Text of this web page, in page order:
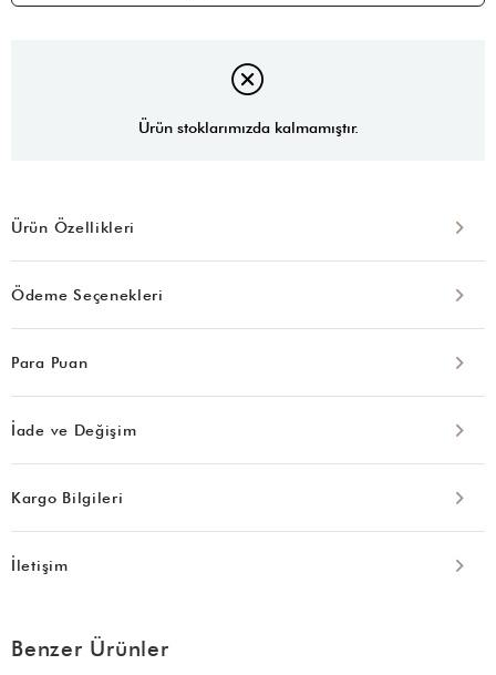
Ürün stoklarımızda kalmamıştır.
Ürün Özellikleri
Ödeme Seçenekleri
Para Puan
İade ve Değişim
Kargo Bilgileri
İletişim
Benzer Ürünler